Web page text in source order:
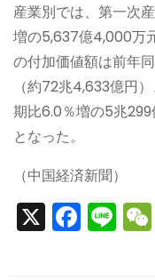
産業別では、第一次
増の5,637億4,000万
の付加価値額は前年
（約72兆4,633億円
期比6.0％増の5兆299
となった。
（中国経済新聞）
X F
a
Li
n